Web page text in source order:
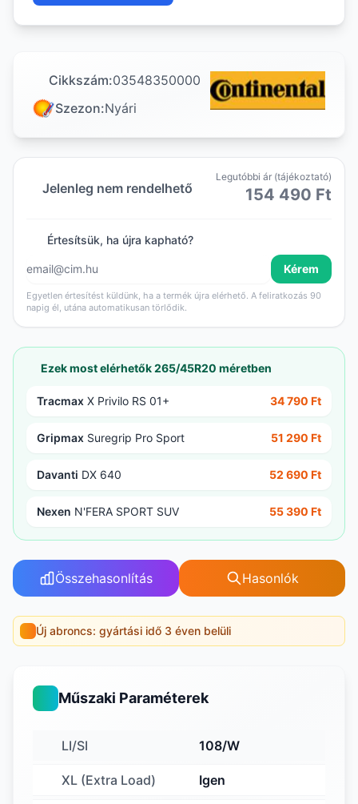
Cikkszám:03548350000
Szezon:Nyári
Jelenleg nem rendelhető
Legutóbbi ár (tájékoztató)
154 490 Ft
Értesítsük, ha újra kapható?
Kérem
Egyetlen értesítést küldünk, ha a termék újra elérhető. A feliratkozás 90
napig él, utána automatikusan törlődik.
Ezek most elérhetők 265/45R20 méretben
Tracmax X Privilo RS 01+ 34 790 Ft
Gripmax Suregrip Pro Sport 51 290 Ft
Davanti DX 640 52 690 Ft
Nexen N'FERA SPORT SUV 55 390 Ft
Összehasonlítás Hasonlók
Új abroncs: gyártási idő 3 éven belüli
Műszaki Paraméterek
LI/SI 108/W
XL (Extra Load) Igen